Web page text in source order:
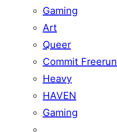
Gaming
Art
Queer
Commit Freerun
Heavy
HAVEN
Gaming